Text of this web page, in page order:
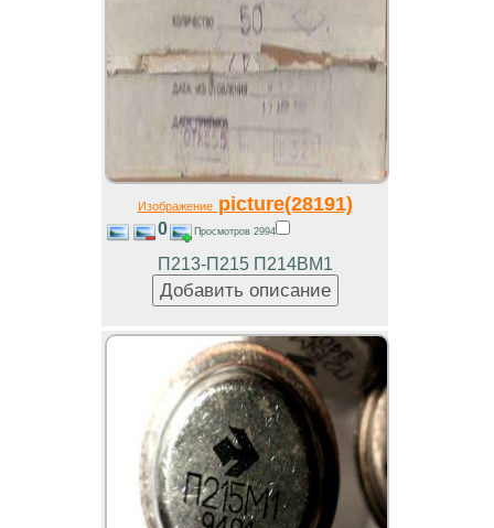
Изображениеpicture(28191)
0 Просмотров 2994
П213-П215 П214ВМ1